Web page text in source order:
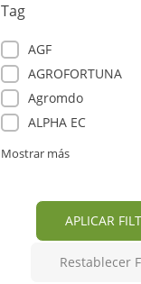
Tag
AGF
AGROFORTUNA
Agromdo
ALPHA EC
Mostrar más
APLICAR
Restablecer